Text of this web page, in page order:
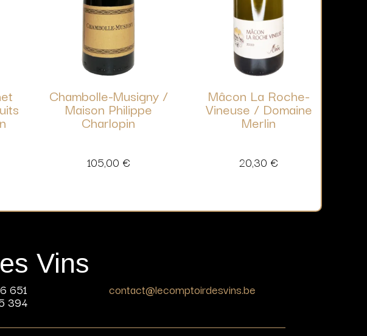
Chambolle-Musigny /
Maison Philippe
Charlopin
105,00 €
Mâcon La Roche-
Vineuse / Domaine
Merlin
20,30 €
Vins
651
394
contact@lecomptoirdesvins.be